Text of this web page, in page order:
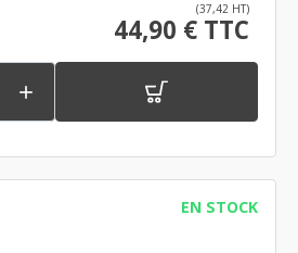
(37,42 HT)
44,90 € TTC

EN STOCK